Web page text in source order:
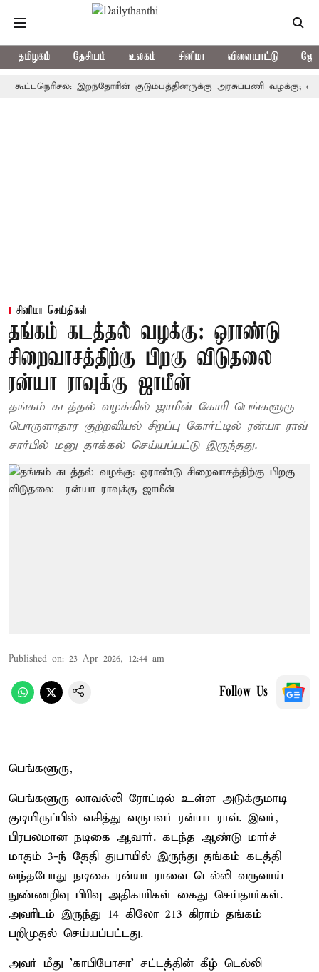
தமிழகம் தேசியம் உலகம் சினிமா விளையாட்டு
இறந்தோரின் குடும்பத்தினருக்கு அரசுப்பணி வழக்கு; வரும்
சினிமா செய்திகள்
தங்கம் கடத்தல் வழக்கு: ஒராண்டு
சிறைவாசத்திற்கு பிறகு விடுதலை –
ரன்யா ராவுக்கு ஜாமீன்
தங்கம் கடத்தல் வழக்கில் ஜாமீன் கோரி பெங்களூரு
பொருளாதார குற்றவியல் சிறப்பு கோர்ட்டில் ரன்யா ராவ்
சார்பில் மனு தாக்கல் செய்யப்பட்டு இருந்தது.
Published on: 23 Apr 2026, 12:44 am
Follow Us
பெங்களூரு,
பெங்களூரு லாவல்லி ரோட்டில் உள்ள அடுக்குமாடி
குடியிருப்பில் வசித்து வருபவர் ரன்யா ராவ். இவர்,
பிரபலமான நடிகை ஆவார். கடந்த ஆண்டு மார்ச்
மாதம் 3-ந் தேதி துபாயில் இருந்து தங்கம் கடத்தி
வந்தபோது நடிகை ரன்யா ராவை டெல்லி வருவாய்
நுண்ணறிவு பிரிவு அதிகாரிகள் கைது செய்தார்கள்.
அவரிடம் இருந்து 14 கிலோ 213 கிராம் தங்கம்
பறிமுதல் செய்யப்பட்டது.
அவர் மீது 'காபிபோசா' சட்டத்தின் கீழ் டெல்லி